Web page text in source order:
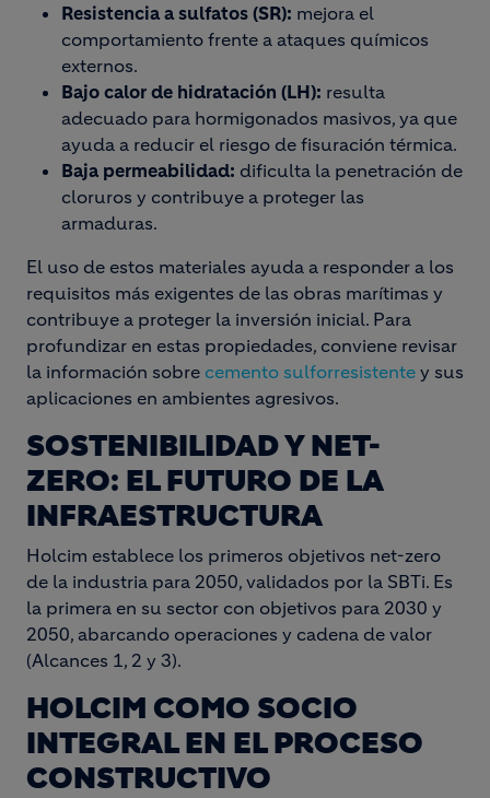
Resistencia a sulfatos (SR): mejora el
comportamiento frente a ataques químicos
externos.
Bajo calor de hidratación (LH): resulta
adecuado para hormigonados masivos, ya que
ayuda a reducir el riesgo de fisuración térmica.
Baja permeabilidad: dificulta la penetración de
cloruros y contribuye a proteger las
armaduras.
El uso de estos materiales ayuda a responder a los
requisitos más exigentes de las obras marítimas y
contribuye a proteger la inversión inicial. Para
profundizar en estas propiedades, conviene revisar
la información sobre cemento sulforresistente y sus
aplicaciones en ambientes agresivos.
SOSTENIBILIDAD Y NET-
ZERO: EL FUTURO DE LA
INFRAESTRUCTURA
Holcim establece los primeros objetivos net-zero
de la industria para 2050, validados por la SBTi. Es
la primera en su sector con objetivos para 2030 y
2050, abarcando operaciones y cadena de valor
(Alcances 1, 2 y 3).
HOLCIM COMO SOCIO
INTEGRAL EN EL PROCESO
CONSTRUCTIVO